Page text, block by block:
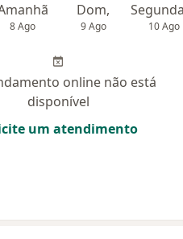
8 Ago
Dom,
9 Ago 10 Ago
online não está
disponível
um atendimento